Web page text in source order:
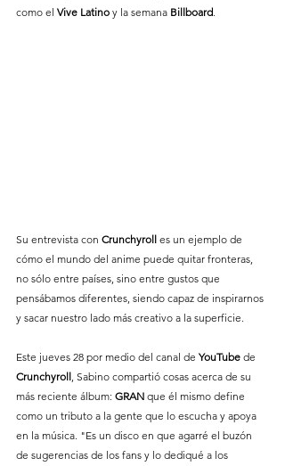
como el Vive Latino y la semana Billboard
Su entrevista con Crunchyroll es un ejemplo de
cómo el mundo del anime puede quitar fronteras,
no sólo entre países, sino entre gustos que
pensábamos diferentes, siendo capaz de inspirarnos
y sacar nuestro lado más creativo a la superficie.
Este jueves 28 por medio del canal de YouTube de
Crunchyroll , Sabino compartió cosas acerca de su
más reciente álbum: GRAN que él mismo define
como un tributo a la gente que lo escucha y apoya
en la música. "Es un disco en que agarré el buzón
de sugerencias de los fans y lo dediqué a los